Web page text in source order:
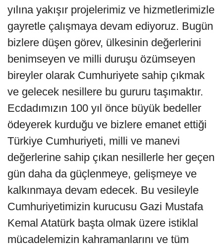
yılına yakışır projelerimiz ve hizmetlerimizle
gayretle çalışmaya devam ediyoruz. Bugün
bizlere düşen görev, ülkesinin değerlerini
benimseyen ve milli duruşu özümseyen
bireyler olarak Cumhuriyete sahip çıkmak
ve gelecek nesillere bu gururu taşımaktır.
Ecdadımızın 100 yıl önce büyük bedeller
ödeyerek kurduğu ve bizlere emanet ettiği
Türkiye Cumhuriyeti, milli ve manevi
değerlerine sahip çıkan nesillerle her geçen
gün daha da güçlenmeye, gelişmeye ve
kalkınmaya devam edecek. Bu vesileyle
Cumhuriyetimizin kurucusu Gazi Mustafa
Kemal Atatürk başta olmak üzere istiklal
mücadelemizin kahramanlarını ve tüm